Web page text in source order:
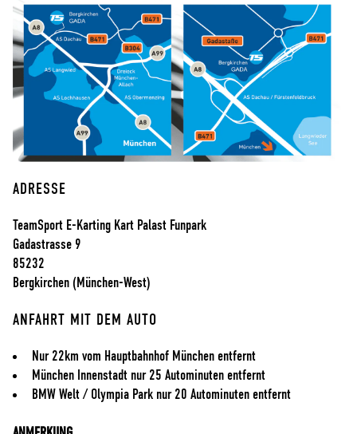
ADRESSE
TeamSport E-Karting Kart Palast Funpark
Gadastrasse 9
85232
Bergkirchen (München-West)
ANFAHRT MIT DEM AUTO
Nur 22km vom Hauptbahnhof München entfernt
München Innenstadt nur 25 Autominuten entfernt
BMW Welt / Olympia Park nur 20 Autominuten entfernt